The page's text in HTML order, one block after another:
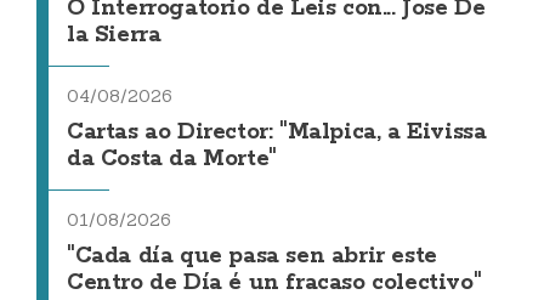
O Interrogatorio de Leis con... Jose De
la Sierra
04/08/2026
Cartas ao Director: "Malpica, a Eivissa
da Costa da Morte"
01/08/2026
"Cada día que pasa sen abrir este
Centro de Día é un fracaso colectivo"